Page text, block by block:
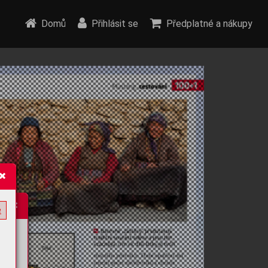
Domů Přihlásit se Předplatné a nákupy